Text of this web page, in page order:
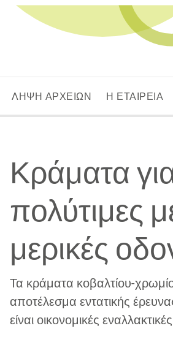
ΛΗΨΗ ΑΡΧΕΙΩΝ Η ΕΤΑΙΡΕΙΑ
Κράματα
πολύτιμες
μερικές
Τα κράματα κοβαλτίου-
αποτέλεσμα εντατικής
είναι οικονομικές